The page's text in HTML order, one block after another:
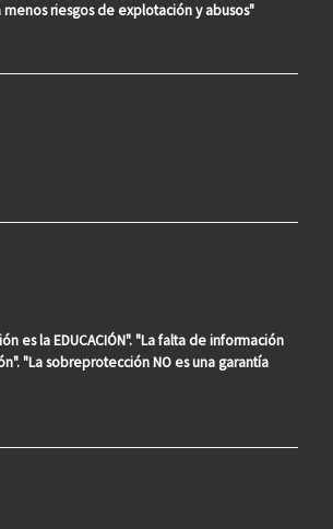
riesgos de explotación y abusos"
es la EDUCACIÓN". "La falta de información
"La sobreprotección NO es una garantía